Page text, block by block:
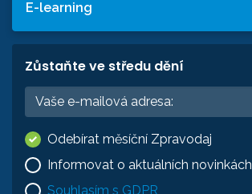
E-learning
Zůstaňte ve středu dění
Odebírat měsíční Zpravodaj
Informovat o aktuálních novinkách
Souhlasím s GDPR